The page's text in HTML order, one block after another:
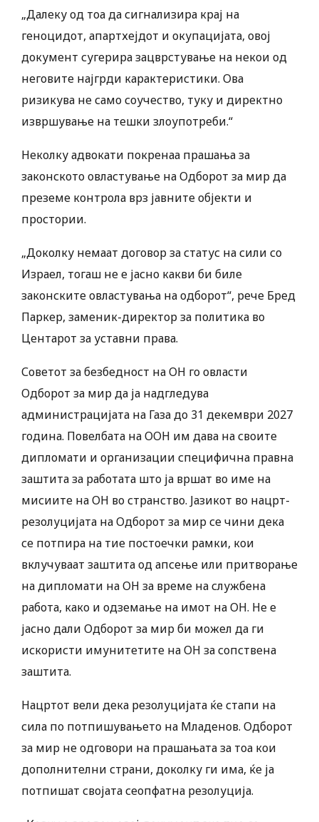
„Далеку од тоа да сигнализира крај на
геноцидот, апартхејдот и окупацијата, овој
документ сугерира зацврстување на некои од
неговите најгрди карактеристики. Ова
ризикува не само соучество, туку и директно
извршување на тешки злоупотреби.“
Неколку адвокати покренаа прашања за
законското овластување на Одборот за мир да
преземе контрола врз јавните објекти и
простории.
„Доколку немаат договор за статус на сили со
Израел, тогаш не е јасно какви би биле
законските овластувања на одборот“, рече Бред
Паркер, заменик-директор за политика во
Центарот за уставни права.
Советот за безбедност на ОН го овласти
Одборот за мир да ја надгледува
администрацијата на Газа до 31 декември 2027
година. Повелбата на ООН им дава на своите
дипломати и организации специфична правна
заштита за работата што ја вршат во име на
мисиите на ОН во странство. Јазикот во нацрт-
резолуцијата на Одборот за мир се чини дека
се потпира на тие постоечки рамки, кои
вклучуваат заштита од апсење или притворање
на дипломати на ОН за време на службена
работа, како и одземање на имот на ОН. Не е
јасно дали Одборот за мир би можел да ги
искористи имунитетите на ОН за сопствена
заштита.
Нацртот вели дека резолуцијата ќе стапи на
сила по потпишувањето на Младенов. Одборот
за мир не одговори на прашањата за тоа кои
дополнителни страни, доколку ги има, ќе ја
потпишат својата сеопфатна резолуција.